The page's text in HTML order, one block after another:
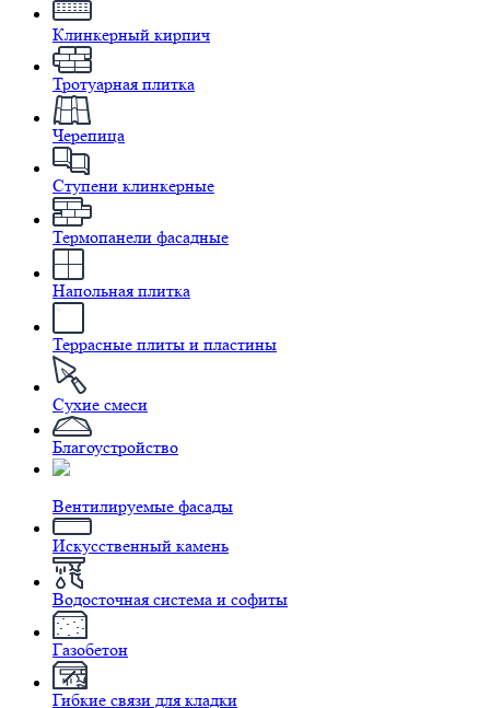
Клинкерный кирпич
Тротуарная плитка
Черепица
Ступени клинкерные
Термопанели фасадные
Напольная плитка
Террасные плиты и пластины
Сухие смеси
Благоустройство
Вентилируемые фасады
Искусственный камень
Водосточная система и софиты
Газобетон
Гибкие связи для кладки